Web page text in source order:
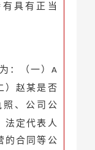
具有正当
：（一） A
）赵某是否
照、公司公
法定代表人
的合同等公